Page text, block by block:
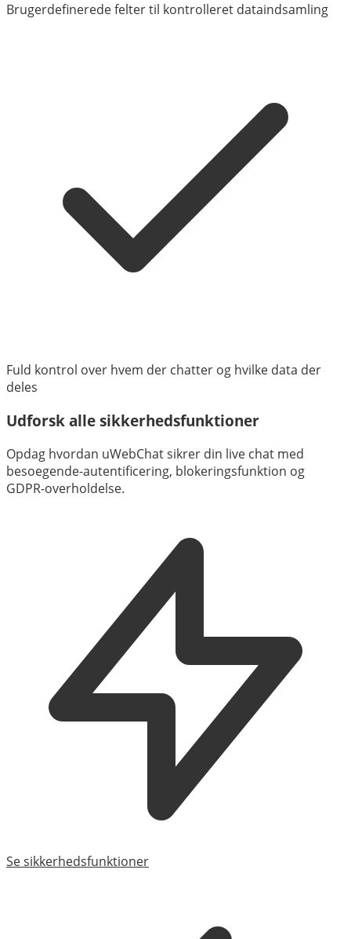
Brugerdefinerede felter til kontrolleret dataindsamling
Fuld kontrol over hvem der chatter og hvilke data der
deles
Udforsk alle sikkerhedsfunktioner
Opdag hvordan uWebChat sikrer din live chat med
besoegende-autentificering, blokeringsfunktion og
GDPR-overholdelse.
Se sikkerhedsfunktioner